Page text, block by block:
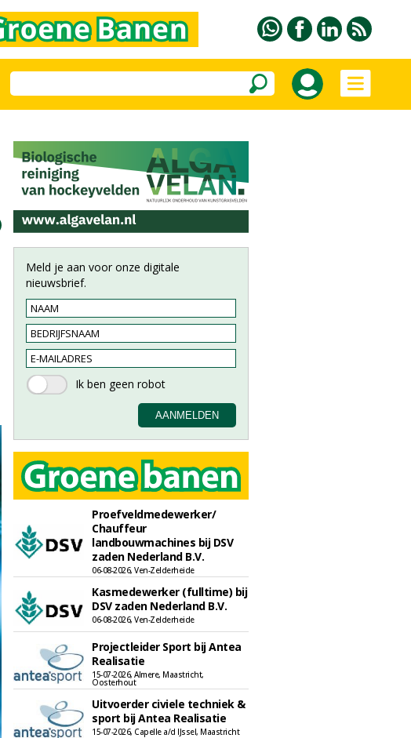
Meld je aan voor onze digitale
nieuwsbrief.
Proefveldmedewerker/
Chauffeur
landbouwmachines bij DSV
zaden Nederland B.V.
06-08-2026, Ven-Zelderheide
Kasmedewerker (fulltime) bij
DSV zaden Nederland B.V.
06-08-2026, Ven-Zelderheide
Projectleider Sport bij Antea
Realisatie
15-07-2026, Almere, Maastricht,
Oosterhout
Uitvoerder civiele techniek &
sport bij Antea Realisatie
15-07-2026, Capelle a/d IJssel, Maastricht